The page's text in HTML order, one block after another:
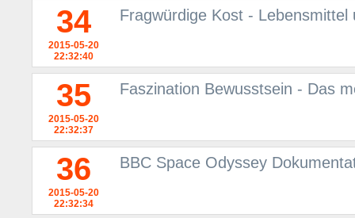
34
2015-05-20
22:32:40
Fragwürdige Kost -
35
2015-05-20
22:32:37
Faszination Bewusstsein - Das
36
2015-05-20
22:32:34
BBC Space Odyssey